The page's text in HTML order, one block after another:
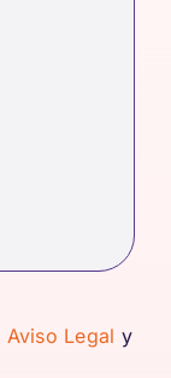
Aviso Legal y